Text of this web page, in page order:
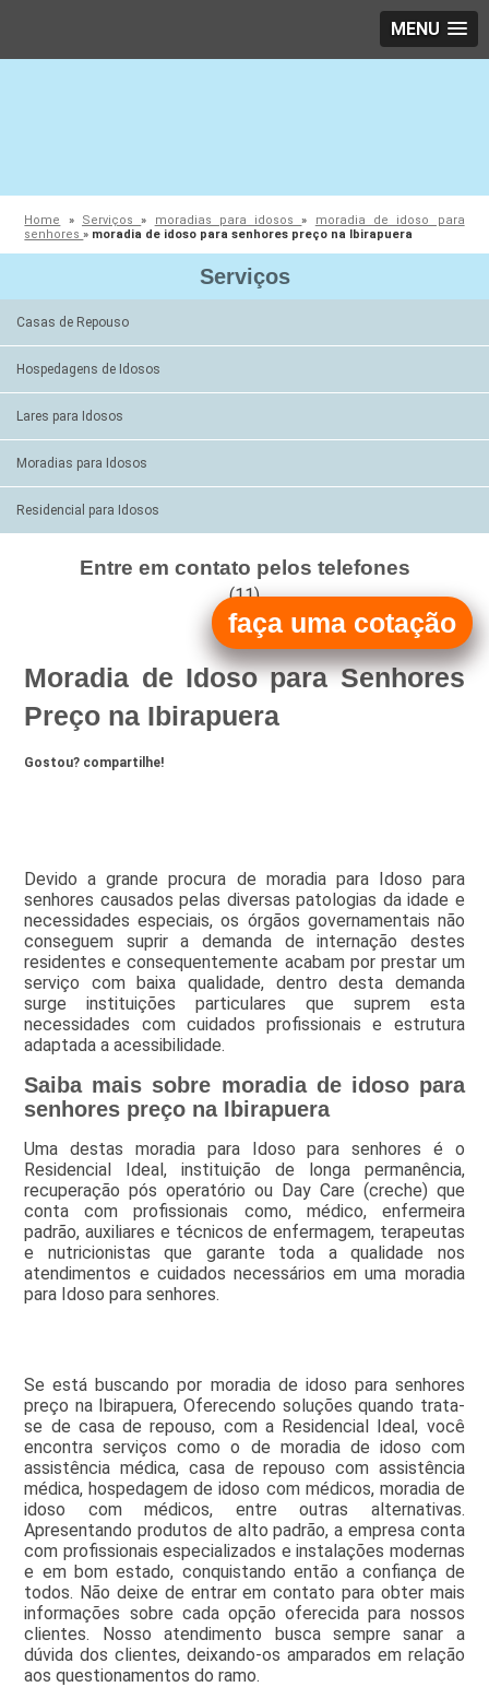
MENU
Home » Serviços» moradias para idosos» moradia de idoso para
senhores» moradia de idoso para senhores preço na Ibirapuera
Serviços
Casas de Repouso
Hospedagens de Idosos
Lares para Idosos
Moradias para Idosos
Residencial para Idosos
Entre em contato pelos telefones
(11)
(11)
Moradia de Idoso para Senhores
Preço na Ibirapuera
Gostou? compartilhe!
Devido a grande procura de moradia para Idoso para
senhores causados pelas diversas patologias da idade e
necessidades especiais, os órgãos governamentais não
conseguem suprir a demanda de internação destes
residentes e consequentemente acabam por prestar um
serviço com baixa qualidade, dentro desta demanda
surge instituições particulares que suprem esta
necessidades com cuidados profissionais e estrutura
adaptada a acessibilidade.
Saiba mais sobre moradia de idoso para
senhores preço na Ibirapuera
Uma destas moradia para Idoso para senhores é o
Residencial Ideal, instituição de longa permanência,
recuperação pós operatório ou Day Care (creche) que
conta com profissionais como, médico, enfermeira
padrão, auxiliares e técnicos de enfermagem, terapeutas
e nutricionistas que garante toda a qualidade nos
atendimentos e cuidados necessários em uma moradia
para Idoso para senhores.
Se está buscando por moradia de idoso para senhores
preço na Ibirapuera, Oferecendo soluções quando trata-
se de casa de repouso, com a Residencial Ideal, você
encontra serviços como o de moradia de idoso com
assistência médica, casa de repouso com assistência
médica, hospedagem de idoso com médicos, moradia de
idoso com médicos, entre outras alternativas.
Apresentando produtos de alto padrão, a empresa conta
com profissionais especializados e instalações modernas
e em bom estado, conquistando então a confiança de
todos. Não deixe de entrar em contato para obter mais
informações sobre cada opção oferecida para nossos
clientes. Nosso atendimento busca sempre sanar a
dúvida dos clientes, deixando-os amparados em relação
aos questionamentos do ramo.
faça uma cotação